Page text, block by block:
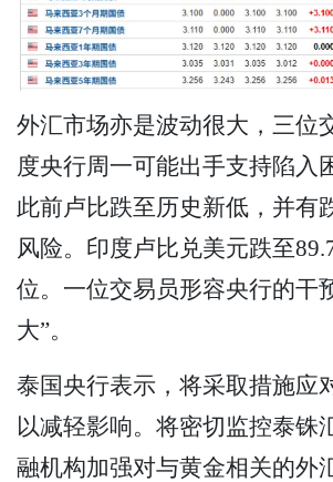
外汇市场亦是波动很大，三位
度央行周一可能出手支持陷入
此前卢比跌至历史新低，并有
风险。印度卢比兑美元跌至
位。一位交易员形容央行的干
大”。
泰国央行表示，将采取措施应
以减轻影响。将密切监控泰铢
融机构加强对与黄金相关的外